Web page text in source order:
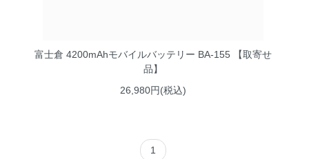
富士倉 4200mAhモバイルバッテリー BA-155 【取寄せ
品】
26,980円(税込)
1